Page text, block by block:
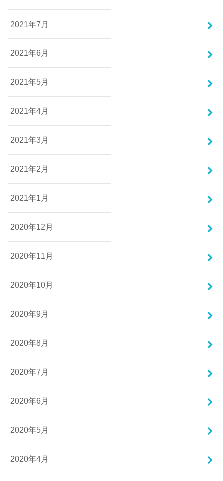
2021年7月
2021年6月
2021年5月
2021年4月
2021年3月
2021年2月
2021年1月
2020年12月
2020年11月
2020年10月
2020年9月
2020年8月
2020年7月
2020年6月
2020年5月
2020年4月